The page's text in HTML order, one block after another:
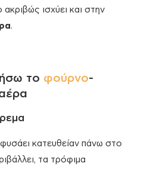
ισχύει και στην
.
το φούρνο-
φυσάει κατευθείαν πάνω στο
τα τρόφιμα